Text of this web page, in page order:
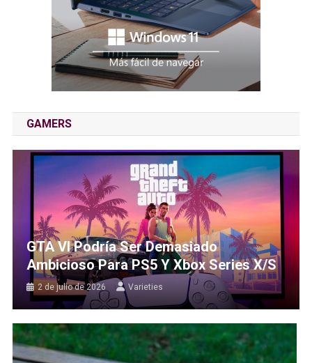
GAMERS
GTA VI Podría Ser Demasiado
Ambicioso Para PS5 Y Xbox Series X/S
2 de julio de 2026 Varieties